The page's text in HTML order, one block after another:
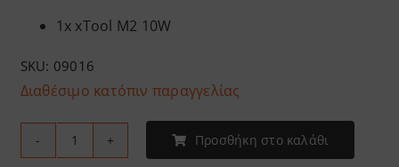
1x xTool M2 10W
SKU: 09016
Διαθέσιμο κατόπιν παραγγελίας
XTool
Προσθήκη στο καλάθι